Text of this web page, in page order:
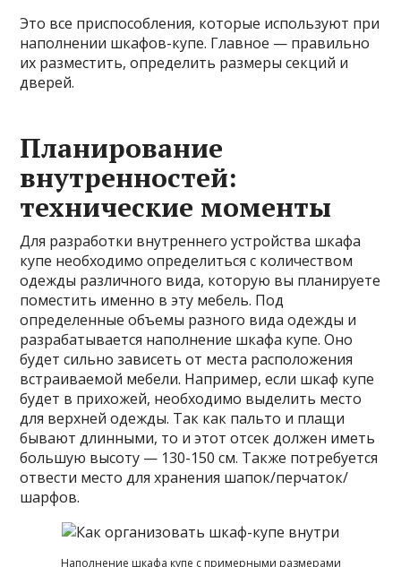
Это все приспособления, которые используют при
наполнении шкафов-купе. Главное — правильно
их разместить, определить размеры секций и
дверей.
Планирование
внутренностей:
технические моменты
Для разработки внутреннего устройства шкафа
купе необходимо определиться с количеством
одежды различного вида, которую вы планируете
поместить именно в эту мебель. Под
определенные объемы разного вида одежды и
разрабатывается наполнение шкафа купе. Оно
будет сильно зависеть от места расположения
встраиваемой мебели. Например, если шкаф купе
будет в прихожей, необходимо выделить место
для верхней одежды. Так как пальто и плащи
бывают длинными, то и этот отсек должен иметь
большую высоту — 130-150 см. Также потребуется
отвести место для хранения шапок/перчаток/
шарфов.
Наполнение шкафа купе с примерными размерами